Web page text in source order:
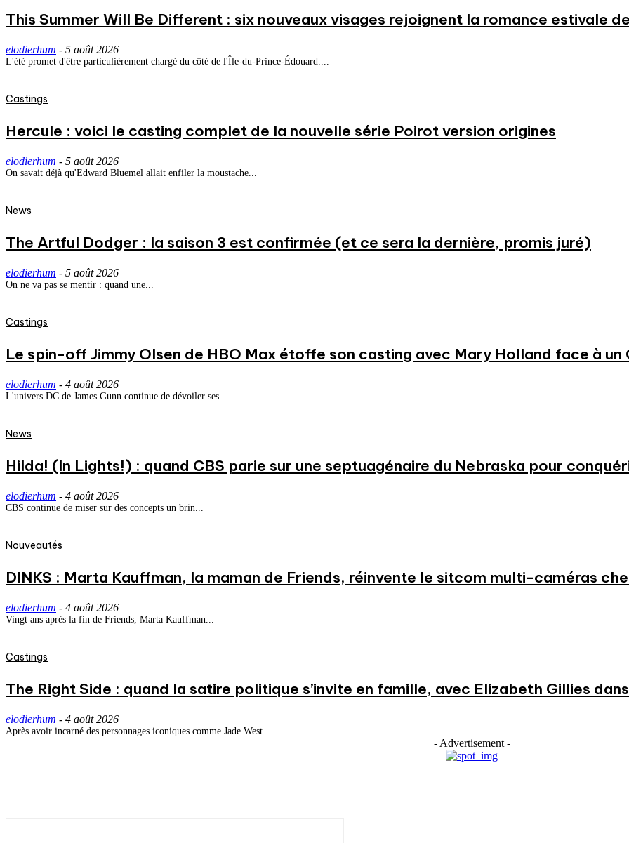
This Summer Will Be Different : six nouveaux visages rejoignent la romance estivale
elodierhum - 5 août 2026
L'été promet d'être particulièrement chargé du côté de l'Île-du-Prince-Édouard....
Castings
Hercule : voici le casting complet de la nouvelle série Poirot version origines
elodierhum - 5 août 2026
On savait déjà qu'Edward Bluemel allait enfiler la moustache...
News
The Artful Dodger : la saison 3 est confirmée (et ce sera la dernière, promis juré)
elodierhum - 5 août 2026
On ne va pas se mentir : quand une...
Castings
Le spin-off Jimmy Olsen de HBO Max étoffe son casting avec Mary Holland face à
elodierhum - 4 août 2026
L'univers DC de James Gunn continue de dévoiler ses...
News
Hilda! (In Lights!) : quand CBS parie sur une septuagénaire du Nebraska pour
elodierhum - 4 août 2026
CBS continue de miser sur des concepts un brin...
Nouveautés
DINKS : Marta Kauffman, la maman de Friends, réinvente le sitcom multi-caméras
elodierhum - 4 août 2026
Vingt ans après la fin de Friends, Marta Kauffman...
Castings
The Right Side : quand la satire politique s’invite en famille, avec Elizabeth Gillies
elodierhum - 4 août 2026
Après avoir incarné des personnages iconiques comme Jade West...
- Advertisement -